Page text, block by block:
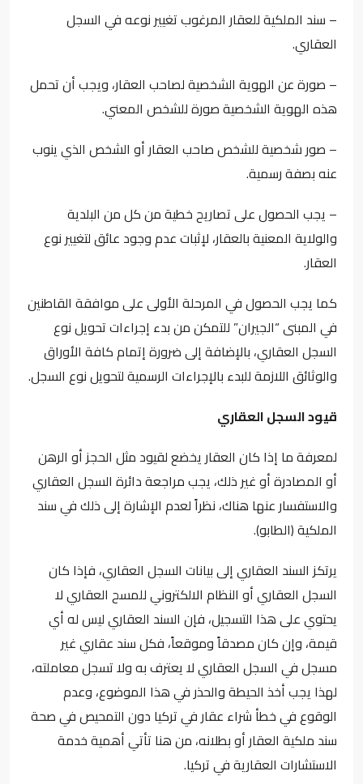
– سند الملكيةللعقار المرغوب تغيير نوعه في السجل
العقاري.
– صورة عن الهوية الشخصية لصاحب العقار، ويجب أن تحمل
هذه الهوية الشخصية صورة للشخص المعني.
– صور شخصية للشخص صاحب العقار أو الشخص الذي ينوب
عنه بصفة رسمية.
– يجب الحصول على تصاريح خطية من كل من البلدية
والولاية المعنية بالعقار، لإثبات عدم وجود عائق لتغيير نوع
العقار.
كما يجب الحصول في المرحلة الأولى على موافقة القاطنين
في المبنى “الجيران” للتمكن من بدء إجراءات تحويل نوع
السجل العقاري، بالإضافة إلى ضرورة إتمام كافة الأوراق
والوثائق اللازمة للبدء بالإجراءات الرسمية لتحويل نوع السجل.
قيود السجل العقاري
لمعرفة ما إذا كان العقار يخضع لقيود مثل الحجز أو الرهن
أو المصادرة أو غير ذلك، يجب مراجعة دائرة السجل العقاري
والاستفسار عنها هناك، نظراً لعدم الإشارة إلى ذلك في سند
الملكية (الطابو).
يرتكز السند العقاري إلى بيانات السجل العقاري، فإذا كان
السجل العقاري أو النظام الالكتروني للمسح العقاري لا
يحتوي على هذا التسجيل، فإن السند العقاري ليس له أي
قيمة، وإن كان مصدقاً وموقعاً، فكل سند عقاري غير
مسجل في السجل العقاري لا يعترف به ولا تسجل معاملته،
لهذا يجب أخذ الحيطة والحذر في هذا الموضوع، وعدم
الوقوع في خطأ شراء عقار في تركيا دون التمحيص في صحة
سند ملكية العقار أو بطلانه، من هنا تأتي أهميةخدمة
الاستشارات العقارية في تركيا.